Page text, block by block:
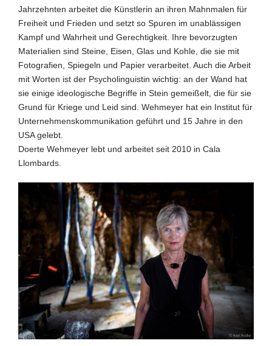
Jahrzehnten arbeitet die Künstlerin an ihren Mahnmalen für
Freiheit und Frieden und setzt so Spuren im unablässigen
Kampf und Wahrheit und Gerechtigkeit. Ihre bevorzugten
Materialien sind Steine, Eisen, Glas und Kohle, die sie mit
Fotografien, Spiegeln und Papier verarbeitet. Auch die Arbeit
mit Worten ist der Psycholinguistin wichtig: an der Wand hat
sie einige ideologische Begriffe in Stein gemeißelt, die für sie
Grund für Kriege und Leid sind. Wehmeyer hat ein Institut für
Unternehmenskommunikation geführt und 15 Jahre in den
USA gelebt.
Doerte Wehmeyer lebt und arbeitet seit 2010 in Cala
Llombards.